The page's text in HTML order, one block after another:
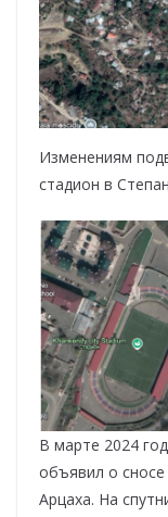
Изменениям
стадион в
В марте 2024
объявил о
Арцаха. На